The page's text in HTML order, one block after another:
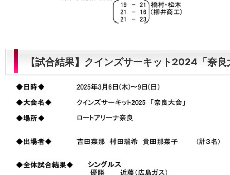
【試合結果】クインズサーキット2024「奈